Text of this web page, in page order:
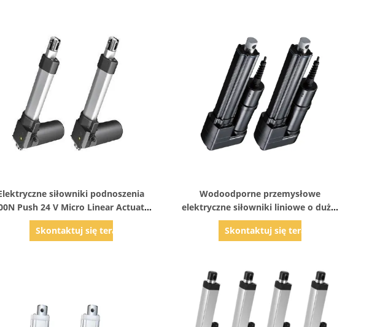
siłowniki podnoszenia
Push 24 V Micro Linear Actuator
Przełącznik kontaktronowy
Skontaktuj się teraz
Wodoodporne przemysłowe
elektryczne siłowniki liniowe o dużej
prędkości 5000N Max Thrust
Skontaktuj się teraz